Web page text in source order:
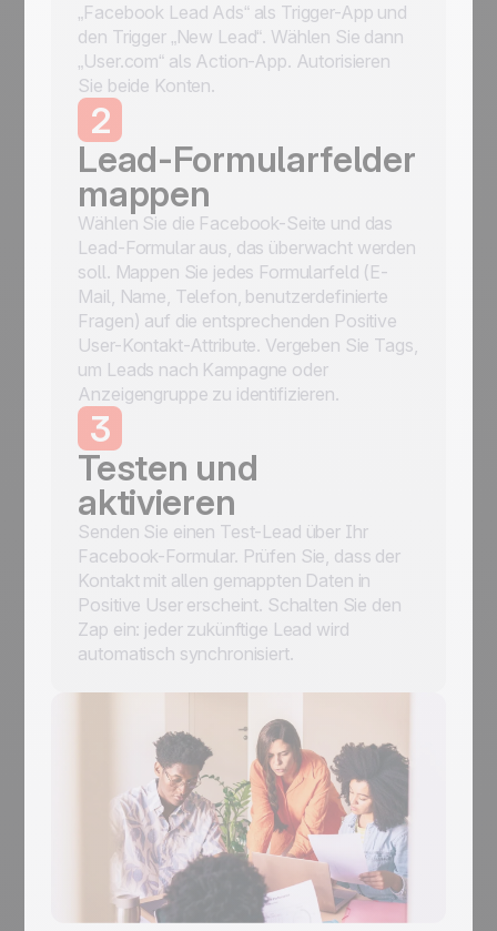
„Facebook Lead Ads“ als Trigger-App und
den Trigger „New Lead“. Wählen Sie dann
„User.com“ als Action-App. Autorisieren
Sie beide Konten.
2
Lead-Formularfelder
mappen
Wählen Sie die Facebook-Seite und das
Lead-Formular aus, das überwacht werden
soll. Mappen Sie jedes Formularfeld (E-
Mail, Name, Telefon, benutzerdefinierte
Fragen) auf die entsprechenden Positive
User-Kontakt-Attribute. Vergeben Sie Tags,
um Leads nach Kampagne oder
Anzeigengruppe zu identifizieren.
3
Testen und
aktivieren
Senden Sie einen Test-Lead über Ihr
Facebook-Formular. Prüfen Sie, dass der
Kontakt mit allen gemappten Daten in
Positive User erscheint. Schalten Sie den
Zap ein: jeder zukünftige Lead wird
automatisch synchronisiert.